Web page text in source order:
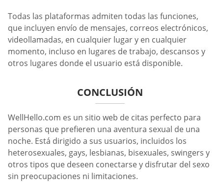
Todas las plataformas admiten todas las funciones,
que incluyen envío de mensajes, correos electrónicos,
videollamadas, en cualquier lugar y en cualquier
momento, incluso en lugares de trabajo, descansos y
otros lugares donde el usuario está disponible.
CONCLUSIÓN
WellHello.com es un sitio web de citas perfecto para
personas que prefieren una aventura sexual de una
noche. Está dirigido a sus usuarios, incluidos los
heterosexuales, gays, lesbianas, bisexuales, swingers y
otros tipos que deseen conectarse y disfrutar del sexo
sin preocupaciones ni limitaciones.